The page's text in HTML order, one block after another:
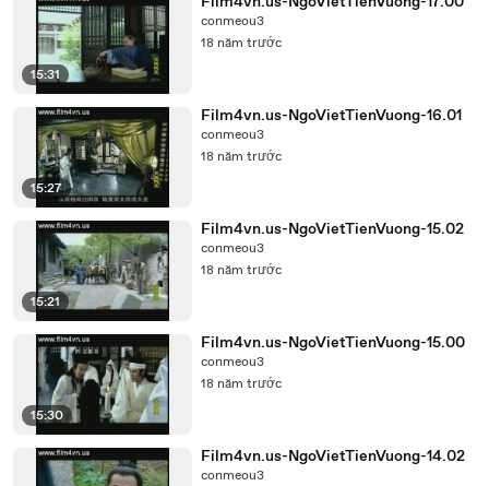
15:31
conmeou3
18 năm trước
15:27
Film4vn.us-NgoVietTienVuong-16.01
conmeou3
18 năm trước
15:21
Film4vn.us-NgoVietTienVuong-15.02
conmeou3
18 năm trước
15:30
Film4vn.us-NgoVietTienVuong-15.00
conmeou3
18 năm trước
Film4vn.us-NgoVietTienVuong-14.02
conmeou3